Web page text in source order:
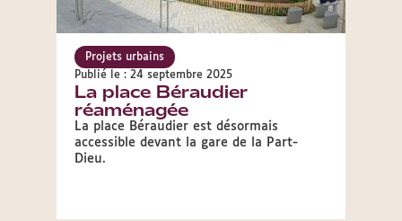
Projets urbains
Publié le : 24 septembre 2025
La place Béraudier
réaménagée
La place Béraudier est désormais
accessible devant la gare de la Part-
Dieu.